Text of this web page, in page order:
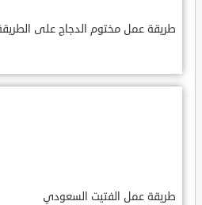
طريقة عمل مختوم الدجاج على
طريقة عمل الفتيت السعودي